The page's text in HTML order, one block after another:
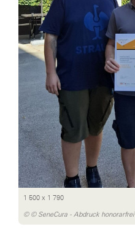
1 500 x 1 790
© © SeneCura - Abdruck honorarfrei